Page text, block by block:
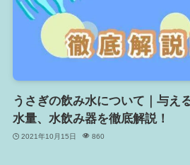
うさぎの飲み水について｜与え
水量、水飲み器を徹底解説！
2021年10月15日 860